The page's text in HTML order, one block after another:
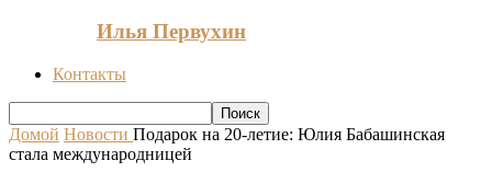
Илья Первухин
Контакты
Домой Новости Подарок на 20-летие: Юлия Бабашинская
стала международницей